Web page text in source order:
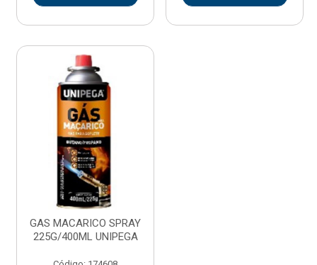
GAS MACARICO SPRAY
225G/400ML UNIPEGA